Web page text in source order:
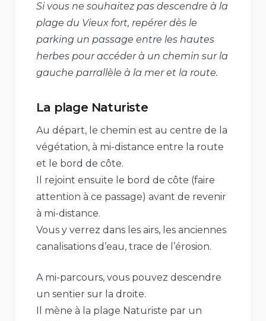
Si vous ne souhaitez pas descendre à la
plage du Vieux fort, repérer dès le
parking un passage entre les hautes
herbes pour accéder à un chemin sur la
gauche parrallèle à la mer et la route.
La plage Naturiste
Au départ, le chemin est au centre de la
végétation, à mi-distance entre la route
et le bord de côte.
Il rejoint ensuite le bord de côte (faire
attention à ce passage) avant de revenir
à mi-distance.
Vous y verrez dans les airs, les anciennes
canalisations d’eau, trace de l’érosion.
A mi-parcours, vous pouvez descendre
un sentier sur la droite.
Il mène à la plage Naturiste par un